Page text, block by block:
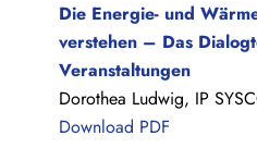
Die Energie- und
verstehen – Das
Veranstaltungen
Dorothea Ludwig, IP
Download PDF